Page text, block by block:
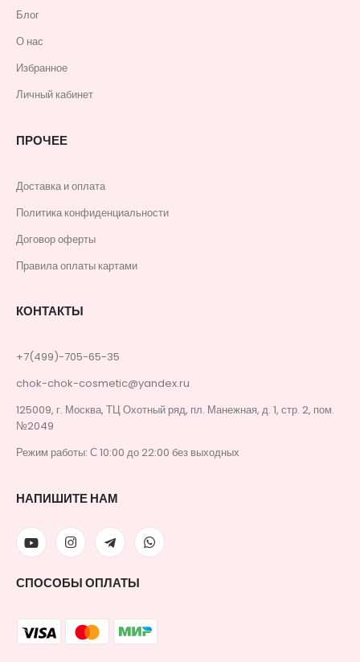
Блог
О нас
Избранное
Личный кабинет
ПРОЧЕЕ
Доставка и оплата
Политика конфиденциальности
Договор оферты
Правила оплаты картами
КОНТАКТЫ
+7(499)-705-65-35
chok-chok-cosmetic@yandex.ru
125009, г. Москва, ТЦ Охотный ряд, пл. Манежная, д. 1, стр. 2, пом.
№2049
Режим работы: С 10:00 до 22:00 без выходных
НАПИШИТЕ НАМ
СПОСОБЫ ОПЛАТЫ